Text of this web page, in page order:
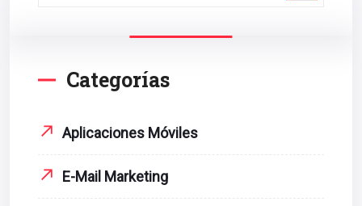
Categorías
Aplicaciones Móviles
E-Mail Marketing